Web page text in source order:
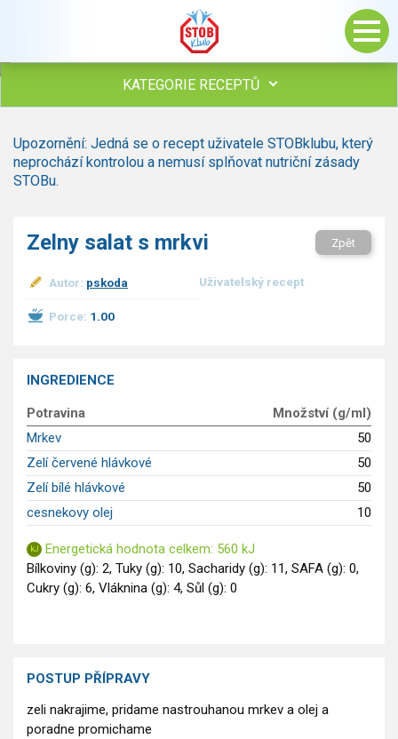
KATEGORIE RECEPTŮ
Polévky
Studená kuchyně
Bezmasé a zeleninové
Sladké pokrmy
Dezerty
Dětské recepty
GLP-1 recepty
Upozornění: Jedná se o recept uživatele STOBklubu, který
neprochází kontrolou a nemusí splňovat nutriční zásady
STOBu.
Zelny salat s mrkvi Zpět
Autor: pskoda Uživatelský recept
Porce: 1.00
INGREDIENCE
Potravina
Množství (g/ml)
Mrkev
50
Zelí červené hlávkové
50
Zelí bílé hlávkové
50
cesnekovy olej
10
Energetická hodnota celkem: 560 kJ
Bílkoviny (g): 2, Tuky (g): 10, Sacharidy (g): 11, SAFA (g): 0,
Cukry (g): 6, Vláknina (g): 4, Sůl (g): 0
POSTUP PŘÍPRAVY
zeli nakrajime, pridame nastrouhanou mrkev a olej a
poradne promichame